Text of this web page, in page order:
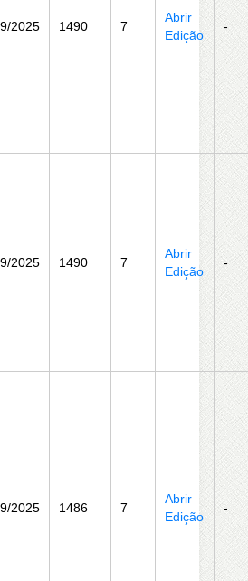
2025 1490 7
Abrir
Edição
-
2025 1490 7
Abrir
Edição
-
2025 1486 7
Abrir
Edição
-